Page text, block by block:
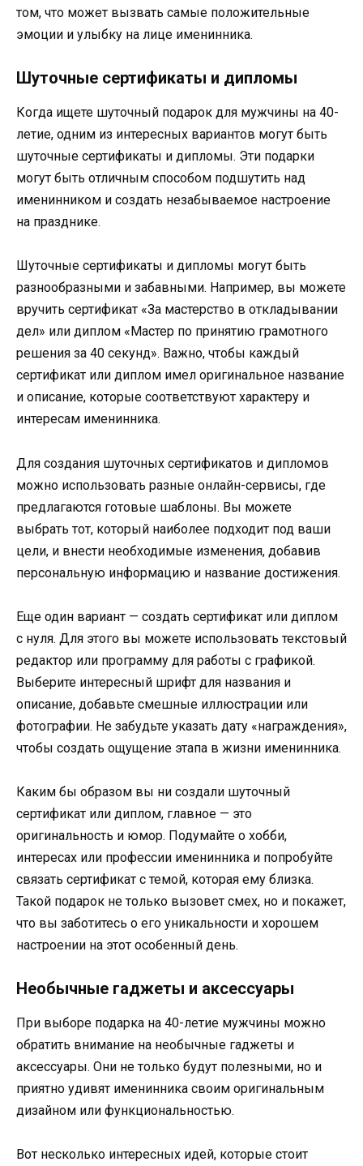
том, что может вызвать самые положительные
эмоции и улыбку на лице именинника.
Шуточные сертификаты и дипломы
Когда ищете шуточный подарок для мужчины на 40-
летие, одним из интересных вариантов могут быть
шуточные сертификаты и дипломы. Эти подарки
могут быть отличным способом подшутить над
именинником и создать незабываемое настроение
на празднике.
Шуточные сертификаты и дипломы могут быть
разнообразными и забавными. Например, вы можете
вручить сертификат «За мастерство в откладывании
дел» или диплом «Мастер по принятию грамотного
решения за 40 секунд». Важно, чтобы каждый
сертификат или диплом имел оригинальное название
и описание, которые соответствуют характеру и
интересам именинника.
Для создания шуточных сертификатов и дипломов
можно использовать разные онлайн-сервисы, где
предлагаются готовые шаблоны. Вы можете
выбрать тот, который наиболее подходит под ваши
цели, и внести необходимые изменения, добавив
персональную информацию и название достижения.
Еще один вариант — создать сертификат или диплом
с нуля. Для этого вы можете использовать текстовый
редактор или программу для работы с графикой.
Выберите интересный шрифт для названия и
описание, добавьте смешные иллюстрации или
фотографии. Не забудьте указать дату «награждения»,
чтобы создать ощущение этапа в жизни именинника.
Каким бы образом вы ни создали шуточный
сертификат или диплом, главное — это
оригинальность и юмор. Подумайте о хобби,
интересах или профессии именинника и попробуйте
связать сертификат с темой, которая ему близка.
Такой подарок не только вызовет смех, но и покажет,
что вы заботитесь о его уникальности и хорошем
настроении на этот особенный день.
Необычные гаджеты и аксессуары
При выборе подарка на 40-летие мужчины можно
обратить внимание на необычные гаджеты и
аксессуары. Они не только будут полезными, но и
приятно удивят именинника своим оригинальным
дизайном или функциональностью.
Вот несколько интересных идей, которые стоит